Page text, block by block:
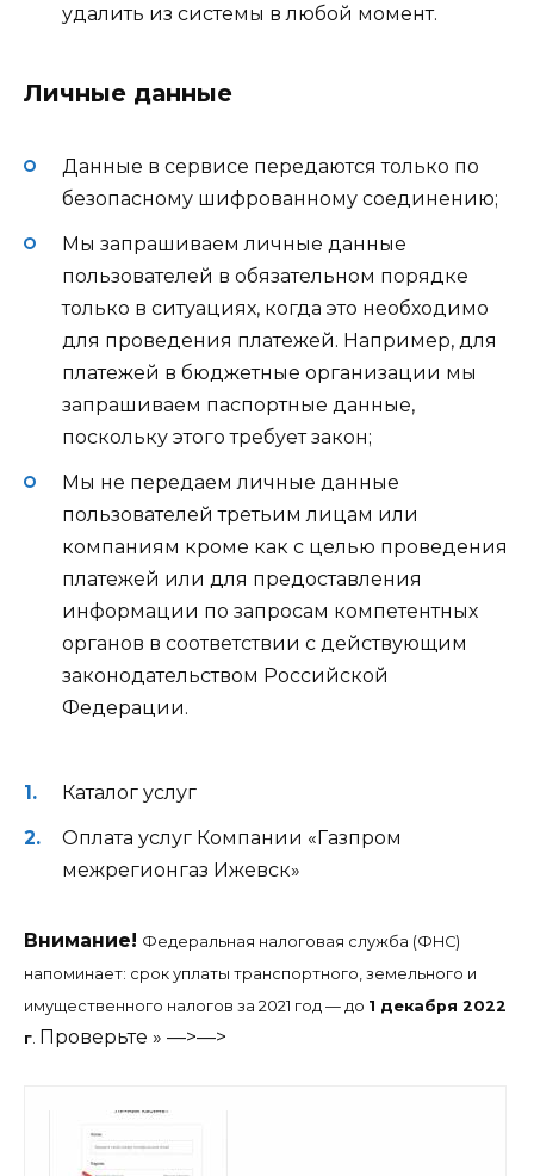
удалить из системы в любой момент.
Личные данные
Данные в сервисе передаются только по
безопасному шифрованному соединению;
Мы запрашиваем личные данные
пользователей в обязательном порядке
только в ситуациях, когда это необходимо
для проведения платежей. Например, для
платежей в бюджетные организации мы
запрашиваем паспортные данные,
поскольку этого требует закон;
Мы не передаем личные данные
пользователей третьим лицам или
компаниям кроме как с целью проведения
платежей или для предоставления
информации по запросам компетентных
органов в соответствии с действующим
законодательством Российской
Федерации.
Каталог услуг
Оплата услуг Компании «Газпром
межрегионгаз Ижевск»
Внимание! Федеральная налоговая служба (ФНС)
напоминает: срок уплаты транспортного, земельного и
имущественного налогов за 2021 год — до 1 декабря 2022
г Проверьте » —>—>